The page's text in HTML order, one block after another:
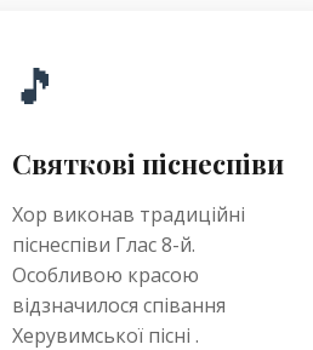
🎵
Святкові піснеспіви
Хор виконав традиційні
піснеспіви Глас 8-й.
Особливою красою
відзначилося співання
Херувимської пісні .